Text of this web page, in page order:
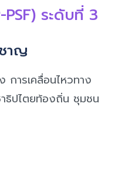
ระดับที่ 3
าญ
การเคลื่อนไหวทาง
ธิปไตยท้องถิ่น ชุมชน